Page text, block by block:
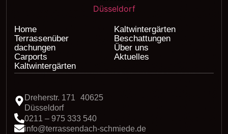
Home
Terrassenüber
dachungen
Carports
Kaltwintergärten
Kaltwintergärten
Beschattungen
Über uns
Aktuelles
Dreherstr. 171 40625
Düsseldorf
0211 – 975 333 540
info@terrassendach-schmiede.de